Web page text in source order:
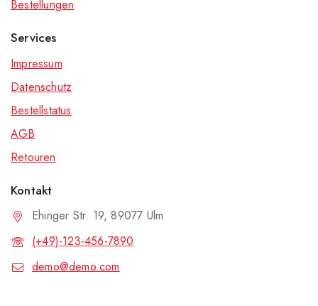
Bestellungen
Services
Impressum
Datenschutz
Bestellstatus
AGB
Retouren
Kontakt
Ehinger Str. 19, 89077 Ulm
(+49)-123-456-7890
demo@demo.com